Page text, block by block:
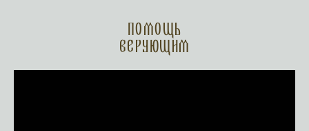
Помощь
верующим